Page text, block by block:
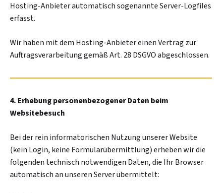
Hosting-Anbieter automatisch sogenannte Server-Logfiles
erfasst.
Wir haben mit dem Hosting-Anbieter einen Vertrag zur
Auftragsverarbeitung gemäß Art. 28 DSGVO abgeschlossen.
4. Erhebung personenbezogener Daten beim
Websitebesuch
Bei der rein informatorischen Nutzung unserer Website
(kein Login, keine Formularübermittlung) erheben wir die
folgenden technisch notwendigen Daten, die Ihr Browser
automatisch an unseren Server übermittelt: